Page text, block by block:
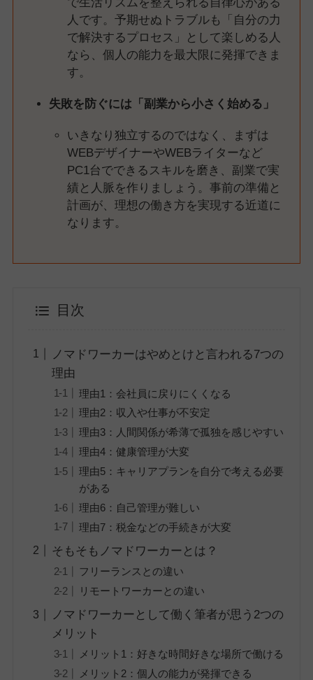
人です。予期せぬトラブルも「自分の力
で解決するプロセス」として楽しめる人
なら、個人の能力を最大限に発揮できま
す。
失敗を防ぐには「副業から小さく始める」
いきなり独立するのではなく、まずは
WEBデザイナーやWEBライターなど
PC1台でできるスキルを磨き、副業で実
績と人脈を作りましょう。事前の準備と
計画が、理想の働き方を実現する近道に
なります。
目次
ノマドワーカーはやめとけと言われる7つの
理由
理由1：会社員に戻りにくくなる
理由2：収入や仕事が不安定
理由3：人間関係が希薄で孤独を感じやすい
理由4：健康管理が大変
理由5：キャリアプランを自分で考える必要
がある
理由6：自己管理が難しい
理由7：税金などの手続きが大変
そもそもノマドワーカーとは？
フリーランスとの違い
リモートワーカーとの違い
ノマドワーカーとして働く筆者が思う2つの
メリット
メリット1：好きな時間好きな場所で働ける
メリット2：個人の能力が発揮できる